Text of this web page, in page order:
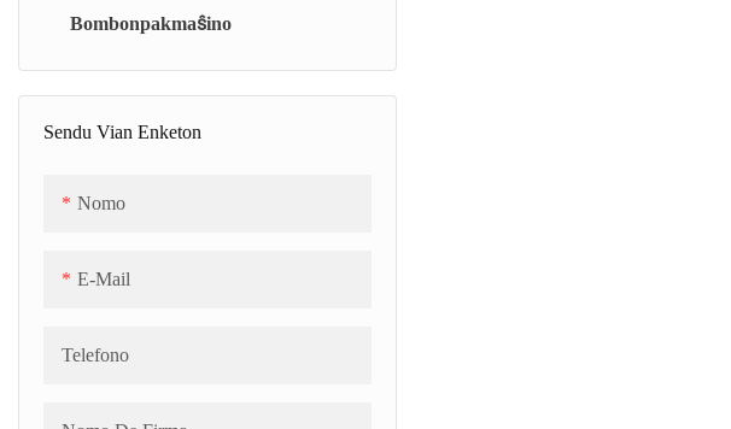
Malvarmiga Zono (SCB)
Bombonpakmaŝino
Sendu Vian Enketon
Nomo
E-Mail
Telefono